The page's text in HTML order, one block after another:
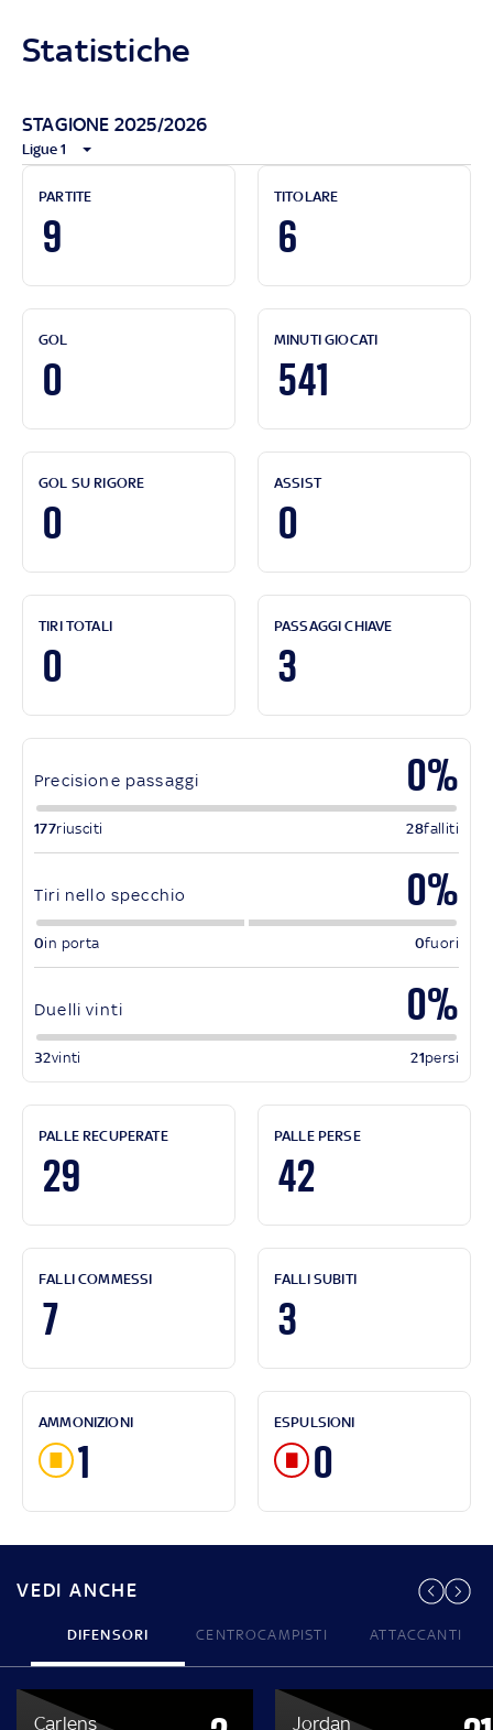
Statistiche
STAGIONE 2025/2026
Ligue 1
PARTITE
9
TITOLARE
6
GOL
0
MINUTI GIOCATI
541
GOL SU RIGORE
0
ASSIST
0
TIRI TOTALI
0
PASSAGGI CHIAVE
3
Precisione passaggi 0%
177riusciti 28falliti
Tiri nello specchio 0%
0in porta 0fuori
Duelli vinti 0%
32vinti 21persi
PALLE RECUPERATE
29
PALLE PERSE
42
FALLI COMMESSI
7
FALLI SUBITI
3
AMMONIZIONI
1
ESPULSIONI
0
VEDI ANCHE
DIFENSORI CENTROCAMPISTI ATTACCANTI
Carlens Jordan